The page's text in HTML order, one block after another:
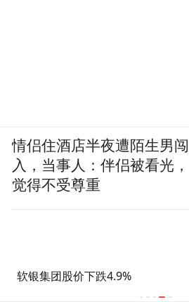
情侣住酒店半夜遭陌生男闯
入，当事人：伴侣被看光，
觉得不受尊重